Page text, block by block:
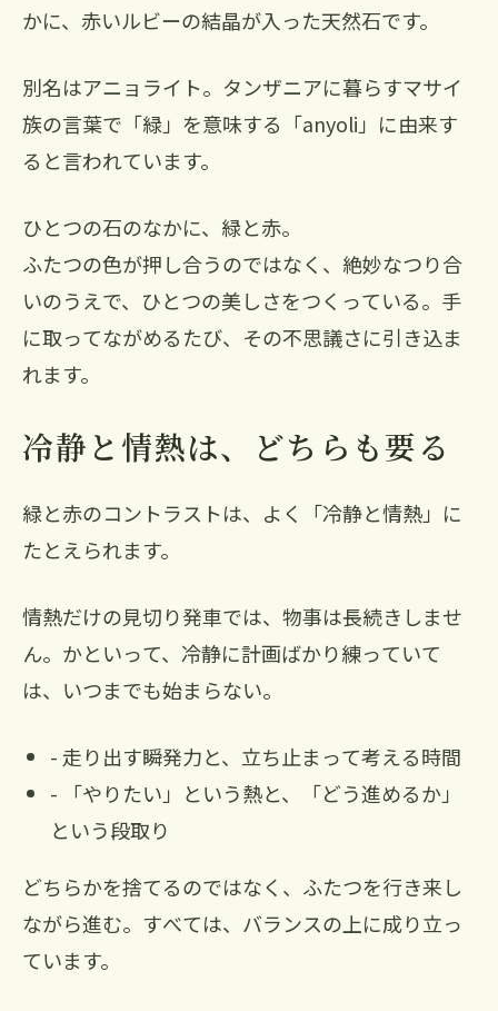
かに、赤いルビーの結晶が入った天然石です。
別名はアニョライト。タンザニアに暮らすマサイ
族の言葉で「緑」を意味する「anyoli」に由来す
ると言われています。
ひとつの石のなかに、緑と赤。
ふたつの色が押し合うのではなく、絶妙なつり合
いのうえで、ひとつの美しさをつくっている。手
に取ってながめるたび、その不思議さに引き込ま
れます。
冷静と情熱は、どちらも要る
緑と赤のコントラストは、よく「冷静と情熱」に
たとえられます。
情熱だけの見切り発車では、物事は長続きしませ
ん。かといって、冷静に計画ばかり練っていて
は、いつまでも始まらない。
- 走り出す瞬発力と、立ち止まって考える時間
- 「やりたい」という熱と、「どう進めるか」
という段取り
どちらかを捨てるのではなく、ふたつを行き来し
ながら進む。すべては、バランスの上に成り立っ
ています。